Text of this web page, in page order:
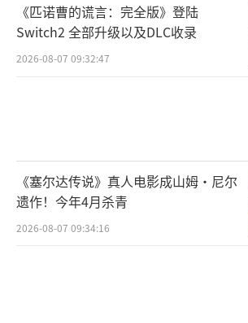
《匹诺曹的谎言：完全版》登陆
Switch2 全部升级以及DLC收录
2026-08-07 09:32:47
《塞尔达传说》真人电影成山姆·尼尔
遗作！今年4月杀青
2026-08-07 09:34:16